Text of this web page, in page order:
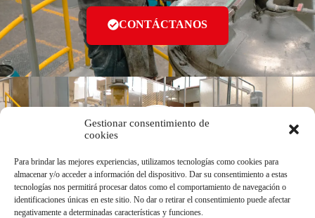
Gestionar consentimiento de
cookies
Para brindar las mejores experiencias, utilizamos tecnologías como cookies para
almacenar y/o acceder a información del dispositivo. Dar su consentimiento a estas
tecnologías nos permitirá procesar datos como el comportamiento de navegación o
identificaciones únicas en este sitio. No dar o retirar el consentimiento puede afectar
negativamente a determinadas características y funciones.
CONTÁCTANOS
ALCOPLAST S.A.S
Av Cra 39 # 19-43 | Bogotá D.C